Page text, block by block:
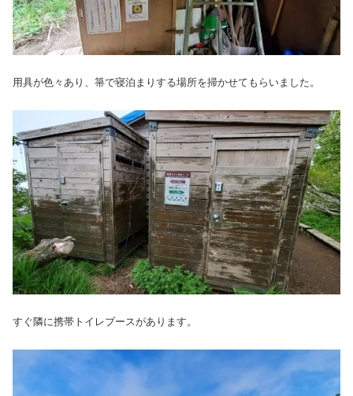
用具が色々あり、箒で寝泊まりする場所を掃かせてもらいました。
すぐ隣に携帯トイレブースがあります。